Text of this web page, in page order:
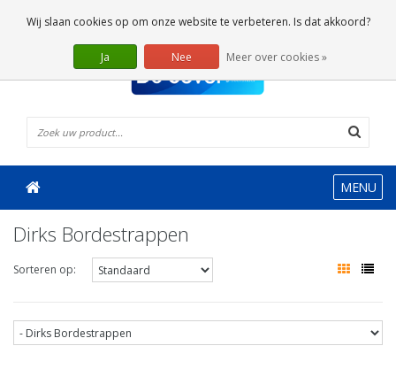
0 Artikelen
MENU
Dirks Bordestrappen
Sorteren op:
Wij slaan cookies op om onze website te verbeteren. Is dat akkoord?
Ja Nee Meer over cookies »